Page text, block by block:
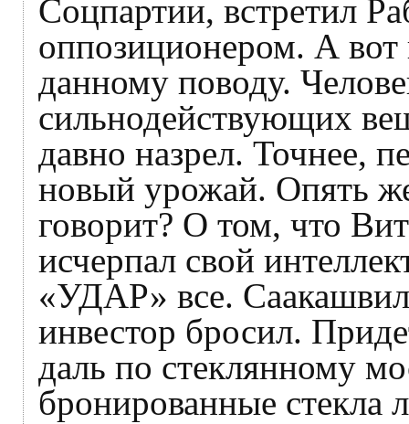
Соцпартии, встретил
оппозиционером. А
данному поводу.
сильнодействующих
давно назрел. Точнее,
новый урожай. Опять
говорит? О том, что
исчерпал свой
«УДАР» все.
инвестор бросил.
даль по стеклянному
бронированные стекла